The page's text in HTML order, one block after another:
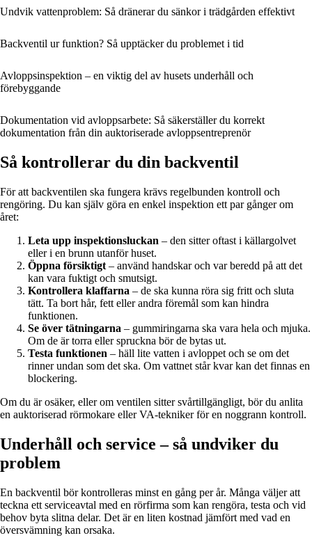
Undvik vattenproblem: Så dränerar du sänkor i trädgården effektivt
Backventil ur funktion? Så upptäcker du problemet i tid
Avloppsinspektion – en viktig del av husets underhåll och
förebyggande
Dokumentation vid avloppsarbete: Så säkerställer du korrekt
dokumentation från din auktoriserade avloppsentreprenör
Så kontrollerar du din backventil
För att backventilen ska fungera krävs regelbunden kontroll och
rengöring. Du kan själv göra en enkel inspektion ett par gånger om
året:
Leta upp inspektionsluckan – den sitter oftast i källargolvet
eller i en brunn utanför huset.
Öppna försiktigt – använd handskar och var beredd på att det
kan vara fuktigt och smutsigt.
Kontrollera klaffarna – de ska kunna röra sig fritt och sluta
tätt. Ta bort hår, fett eller andra föremål som kan hindra
funktionen.
Se över tätningarna – gummiringarna ska vara hela och mjuka.
Om de är torra eller spruckna bör de bytas ut.
Testa funktionen – häll lite vatten i avloppet och se om det
rinner undan som det ska. Om vattnet står kvar kan det finnas en
blockering.
Om du är osäker, eller om ventilen sitter svårtillgängligt, bör du anlita
en auktoriserad rörmokare eller VA-tekniker för en noggrann kontroll.
Underhåll och service – så undviker du
problem
En backventil bör kontrolleras minst en gång per år. Många väljer att
teckna ett serviceavtal med en rörfirma som kan rengöra, testa och vid
behov byta slitna delar. Det är en liten kostnad jämfört med vad en
översvämning kan orsaka.